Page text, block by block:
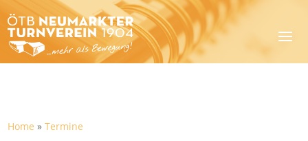
Home »Termine